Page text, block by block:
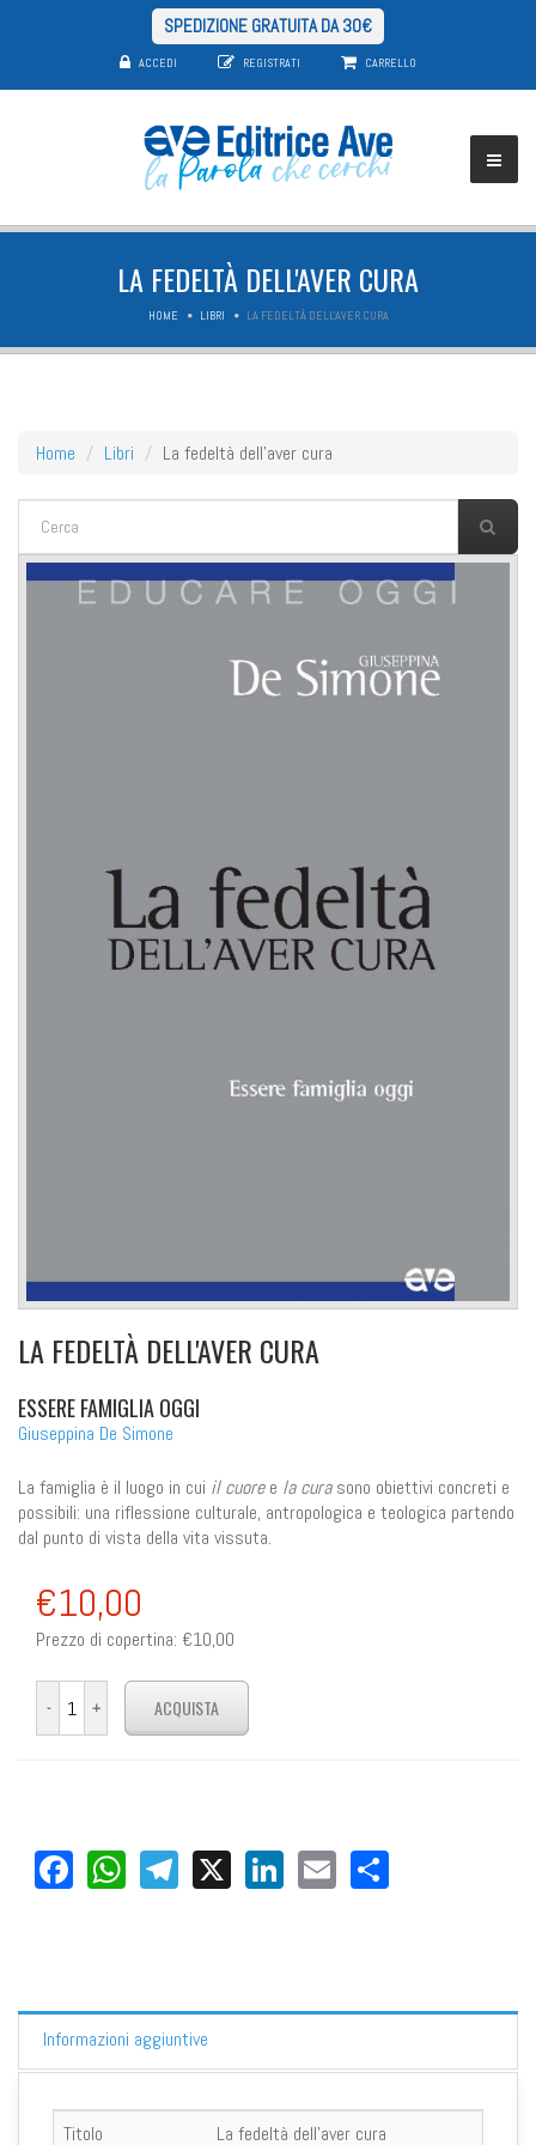
SPEDIZIONE GRATUITA DA 30€
ACCEDI REGISTRATI CARRELLO
LA FEDELTÀ DELL'AVER CURA
HOME LIBRI LA FEDELTÀ DELL'AVER CURA
Home Libri La fedeltà dell'aver cura
FORM DI RICERCA
LA FEDELTÀ DELL'AVER CURA
ESSERE FAMIGLIA OGGI
Giuseppina De Simone
La famiglia è il luogo in cui il cuoree la curasono obiettivi concreti e
possibili: una riflessione culturale, antropologica e teologica partendo
dal punto di vista della vita vissuta.
€10,00
Prezzo di copertina: €10,00
Facebook
WhatsApp
Telegram
X LinkedIn
Email
Informazioni aggiuntive
Titolo La fedeltà dell'aver cura